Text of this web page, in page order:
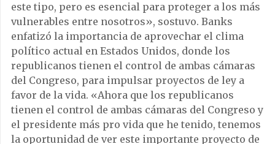
este tipo, pero es esencial para proteger a los más
vulnerables entre nosotros», sostuvo. Banks
enfatizó la importancia de aprovechar el clima
político actual en Estados Unidos, donde los
republicanos tienen el control de ambas cámaras
del Congreso, para impulsar proyectos de ley a
favor de la vida. «Ahora que los republicanos
tienen el control de ambas cámaras del Congreso y
el presidente más pro vida que he tenido, tenemos
la oportunidad de ver este importante proyecto de